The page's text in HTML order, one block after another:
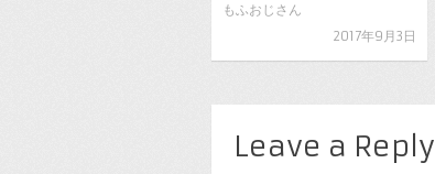
もふおじさん
2017年9月3日
Leave a Reply